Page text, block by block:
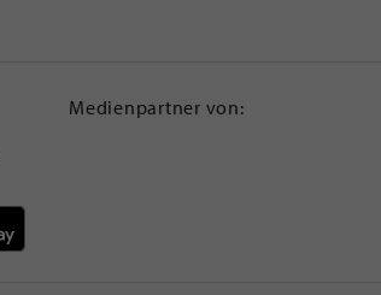
Medienpartner von: